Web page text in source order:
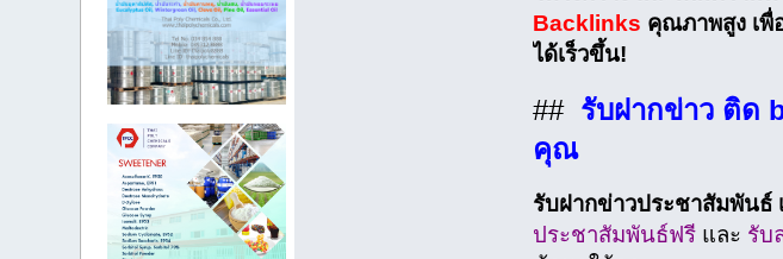
Backlinks คุณภาพสูง เพื่
ได้เร็วขึ้น!
## รับฝากข่าว ติด
คุณ
รับฝากข่าวประชาสัมพันธ์
ประชาสัมพันธ์ฟรีและ รับ